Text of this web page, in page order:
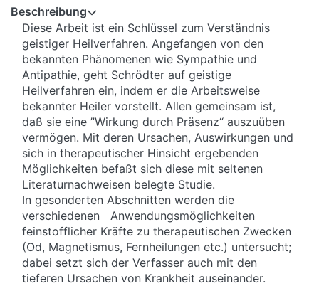
Beschreibung
Diese Arbeit ist ein Schlüssel zum Verständnis
geistiger Heilverfahren. Angefangen von den
bekannten Phänomenen wie Sympathie und
Antipathie, geht Schrödter auf geistige
Heilverfahren ein, indem er die Arbeitsweise
bekannter Heiler vorstellt. Allen gemeinsam ist,
daß sie eine ”Wirkung durch Präsenz“ auszuüben
vermögen. Mit deren Ursachen, Auswirkungen und
sich in therapeutischer Hinsicht ergebenden
Möglichkeiten befaßt sich diese mit seltenen
Literaturnachweisen belegte Studie.
In gesonderten Abschnitten werden die
verschiedenen Anwendungsmöglichkeiten
feinstofflicher Kräfte zu therapeutischen Zwecken
(Od, Magnetismus, Fernheilungen etc.) untersucht;
dabei setzt sich der Verfasser auch mit den
tieferen Ursachen von Krankheit auseinander.